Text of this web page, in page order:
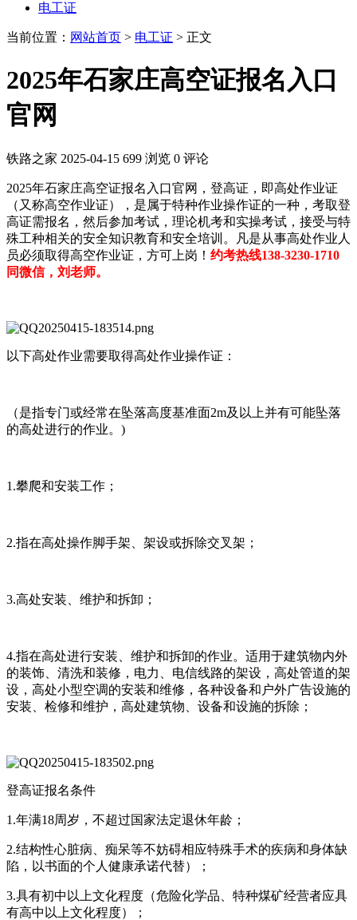
电工证
当前位置： 网站首页 > 电工证 > 正文
2025年石家庄高空证报名入口
官网
铁路之家 2025-04-15 699 浏览 0 评论
2025年石家庄高空证报名入口官网，登高证，即高处作业证
（又称高空作业证），是属于特种作业操作证的一种，考取登
高证需报名，然后参加考试，理论机考和实操考试，接受与特
殊工种相关的安全知识教育和安全培训。凡是从事高处作业人
员必须取得高空作业证，方可上岗！ 约考热线138-3230-1710
同微信，刘老师。
以下高处作业需要取得高处作业操作证：
（是指专门或经常在坠落高度基准面2m及以上并有可能坠落
的高处进行的作业。)
1.攀爬和安装工作；
2.指在高处操作脚手架、架设或拆除交叉架；
3.高处安装、维护和拆卸；
4.指在高处进行安装、维护和拆卸的作业。适用于建筑物内外
的装饰、清洗和装修，电力、电信线路的架设，高处管道的架
设，高处小型空调的安装和维修，各种设备和户外广告设施的
安装、检修和维护，高处建筑物、设备和设施的拆除；
登高证报名条件
1.年满18周岁，不超过国家法定退休年龄；
2.结构性心脏病、痴呆等不妨碍相应特殊手术的疾病和身体缺
陷，以书面的个人健康承诺代替）；
3.具有初中以上文化程度（危险化学品、特种煤矿经营者应具
有高中以上文化程度）；